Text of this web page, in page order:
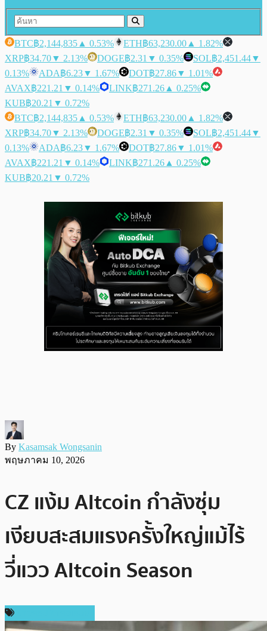
BTC฿2,144,835 ▲ 0.53% ETH฿63,230.00 ▲ 1.82%
XRP฿34.70▼ 2.13% DOGE฿2.31 ▼ 0.35% SOL฿2,451.44▼
0.13%
ADA฿6.23▼ 1.67% DOT฿27.86▼ 1.01%
AVAX฿221.21 ▼ 0.14% LINK฿271.26 ▲ 0.25%
KUB฿20.21 ▼ 0.72%
BTC฿2,144,835 ▲ 0.53% ETH฿63,230.00 ▲ 1.82%
XRP฿34.70▼ 2.13% DOGE฿2.31 ▼ 0.35% SOL฿2,451.44▼
0.13%
ADA฿6.23▼ 1.67% DOT฿27.86▼ 1.01%
AVAX฿221.21 ▼ 0.14% LINK฿271.26 ▲ 0.25%
KUB฿20.21 ▼ 0.72%
By Kasamsak Wongsanin
พฤษภาคม 10, 2026
CZ แง้ม Altcoin กำลังซุ่ม
เงียบสะสมแรงครั้งใหญ่แม้ไร้
วี่แวว Altcoin Season